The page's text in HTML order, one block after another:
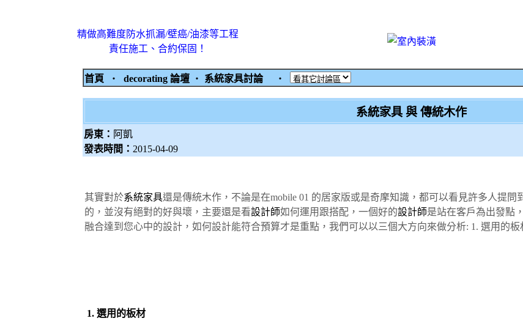
精做高難度防水抓漏/壁癌/油漆等工程
責任施工、合約保固！
首頁 ‧ decorating 論壇 ‧ 系統家具討論 ‧
系統家具 與 傳統木作
房東： 阿凱
發表時間： 2015-04-09
其實對於系統家具還是傳統木作，不論是在mobile 01 的居家版或是奇摩知識，都可以看見許多人提
的，並沒有絕對的好與壞， 主要還是看設計師如何運用跟搭配，一個好的設計師是站在客戶為出發點
融合達到您心中的設計，如何設計能符合預算才是重點，我們可以以三個大方向來做分析: 1. 選用的
1. 選用的板材